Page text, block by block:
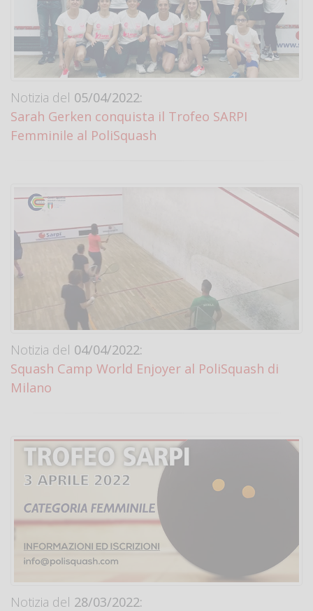
Notizia del 05/04/2022:
Sarah Gerken conquista il Trofeo SARPI
Femminile al PoliSquash
Notizia del 04/04/2022:
Squash Camp World Enjoyer al PoliSquash di
Milano
Notizia del 28/03/2022: